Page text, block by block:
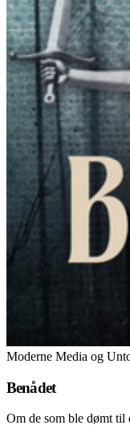
Moderne Media og
Benådet
Om de som ble dømt til